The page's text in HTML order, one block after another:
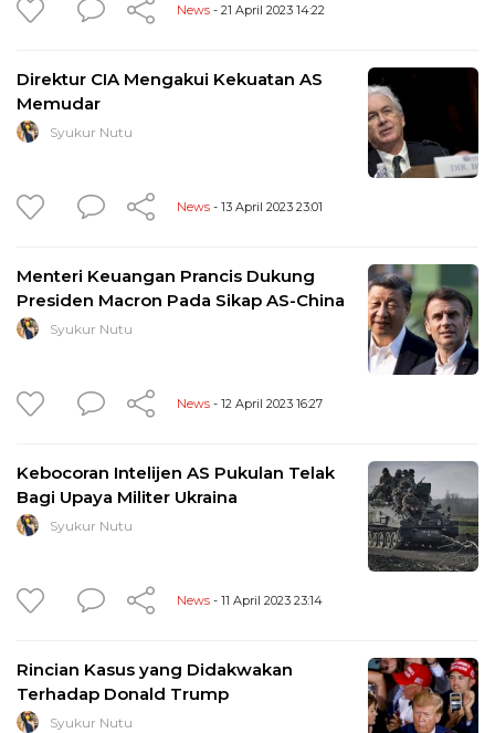
News - 21 April 2023 14:22
Direktur CIA Mengakui Kekuatan AS
Memudar
Syukur Nutu
News - 13 April 2023 23:01
Menteri Keuangan Prancis Dukung
Presiden Macron Pada Sikap AS-China
Syukur Nutu
News - 12 April 2023 16:27
Kebocoran Intelijen AS Pukulan Telak
Bagi Upaya Militer Ukraina
Syukur Nutu
News - 11 April 2023 23:14
Rincian Kasus yang Didakwakan
Terhadap Donald Trump
Syukur Nutu